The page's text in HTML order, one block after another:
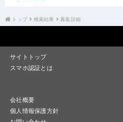
トップ 検索結果 募集詳細
サイトトップ
スマホ認証とは
会社概要
個人情報保護方針